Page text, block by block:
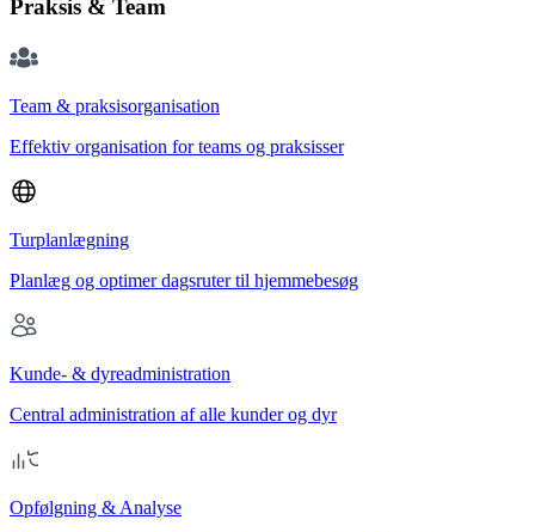
Praksis & Team
Team & praksisorganisation
Effektiv organisation for teams og praksisser
Turplanlægning
Planlæg og optimer dagsruter til hjemmebesøg
Kunde- & dyreadministration
Central administration af alle kunder og dyr
Opfølgning & Analyse